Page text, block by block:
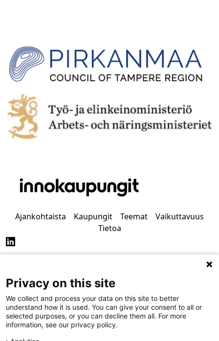
Ajankohtaista Kaupungit Teemat
Vaikuttavuus
Tietoa
Tietosuoja Saavutettavuus
Privacy on this site
We collect and process your data on this site to better
understand how it is used. You can give your consent to all or
selected purposes, or you can decline them all. For more
information, see our privacy policy.